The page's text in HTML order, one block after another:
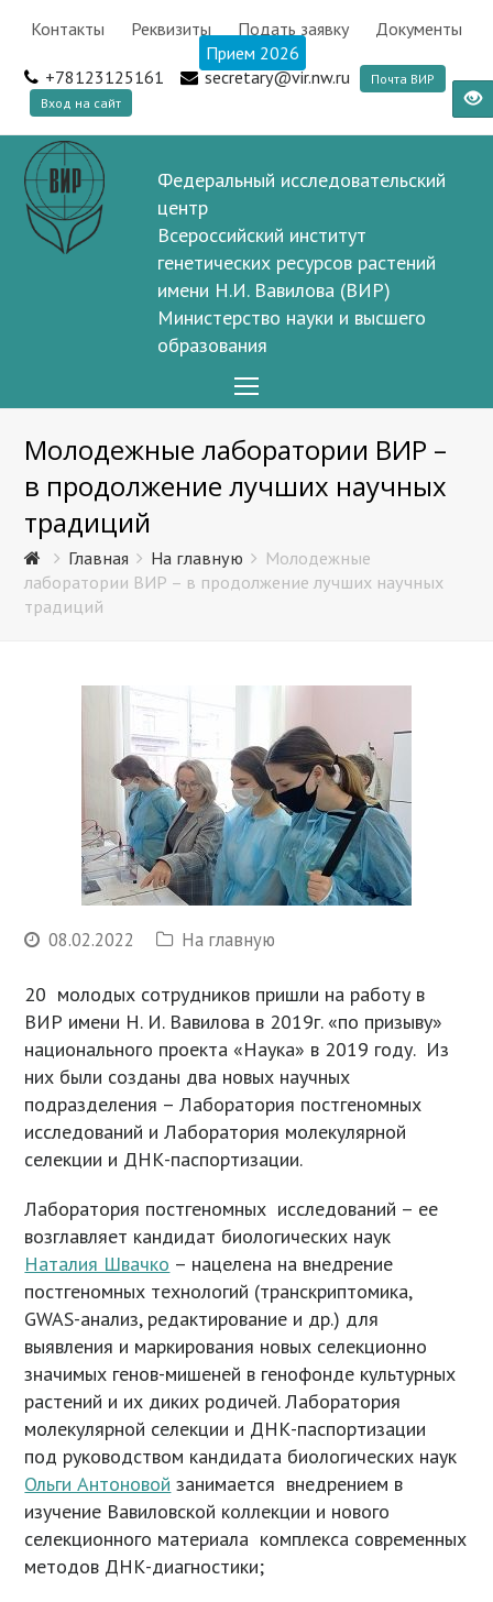
Контакты Реквизиты Подать заявку
Документы
Прием 2026
+78123125161
secretary@vir.nw.ru
Почта ВИР
Вход на сайт
Федеральный исследовательский
центр
Всероссийский институт
генетических ресурсов растений
имени Н.И. Вавилова (ВИР)
Министерство науки и высшего
образования
Menu
Молодежные лаборатории ВИР –
в продолжение лучших научных
традиций
Главная На главную
Молодежные
лаборатории ВИР – в продолжение лучших научных
традиций
08.02.2022 На главную
20 молодых сотрудников пришли на работу в
ВИР имени Н. И. Вавилова в 2019г. «по призыву»
национального проекта «Наука» в 2019 году. Из
них были созданы два новых научных
подразделения – Лаборатория постгеномных
исследований и Лаборатория молекулярной
селекции и ДНК-паспортизации.
Лаборатория постгеномных исследований – ее
возглавляет кандидат биологических наук
Наталия Швачко – нацелена на внедрение
постгеномных технологий (транскриптомика,
GWAS-анализ, редактирование и др.) для
выявления и маркирования новых селекционно
значимых генов-мишеней в генофонде культурных
растений и их диких родичей. Лаборатория
молекулярной селекции и ДНК-паспортизации
под руководством кандидата биологических наук
Ольги Антоновой занимается внедрением в
изучение Вавиловской коллекции и нового
селекционного материала комплекса современных
методов ДНК-диагностики;